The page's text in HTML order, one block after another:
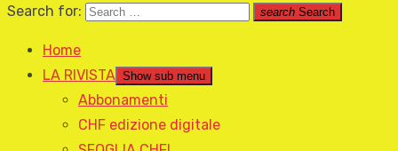
Search for: search Search
Home
LA RIVISTA Show sub menu
Abbonamenti
CHF edizione digitale